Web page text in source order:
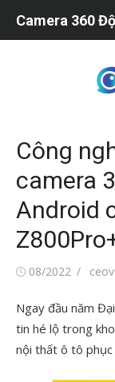
Camera 360
Công
camera
Android
Đăng08/2022
Tác
Ngay đầu năm
tin hé lộ trong
nội thất ô tô phục